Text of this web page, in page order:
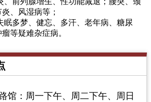
、风湿病等；
眠多梦、健忘、多汗、老年病、糖尿
等疑难杂症病。
馆：周一下午、周二下午、周日